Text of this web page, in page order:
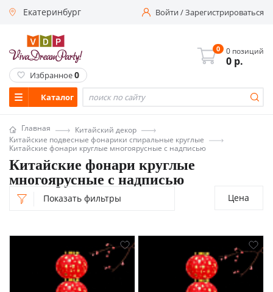
Екатеринбург Войти/Зарегистрироваться
Каталог
0 0 позиций
0 р.
Избранное0
Главная
Китайский декор
Китайские подвесные фонарики спиральные круглые
Китайские фонари круглые многоярусные с надписью
Китайские фонари круглые
многоярусные с надписью
Показать фильтры Цена